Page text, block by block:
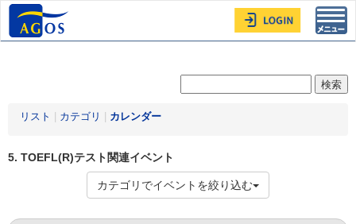
リスト カテゴリ カレンダー
5. TOEFL(R)テスト関連イベント
カテゴリでイベントを絞り込む